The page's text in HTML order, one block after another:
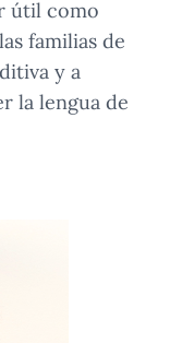
útil como
familias de
y a
la lengua de